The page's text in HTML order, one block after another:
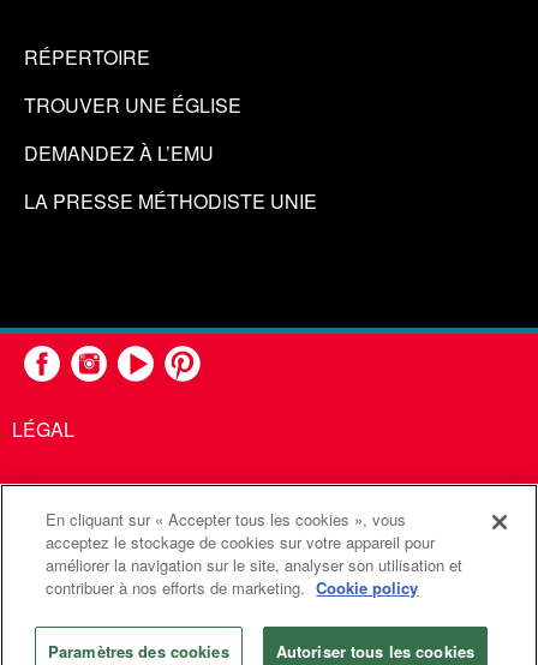
RÉPERTOIRE
TROUVER UNE ÉGLISE
DEMANDEZ À L’EMU
LA PRESSE MÉTHODISTE UNIE
LÉGAL
United Methodist Communications est une agence de l'Église
Méthodiste Unie
Communications Méthodistes Unies. Tous droits
réservés
En cliquant sur « Accepter tous les cookies », vous
acceptez le stockage de cookies sur votre appareil pour
améliorer la navigation sur le site, analyser son utilisation et
contribuer à nos efforts de marketing. Cookie policy
Paramètres des cookies Autoriser tous les cookies